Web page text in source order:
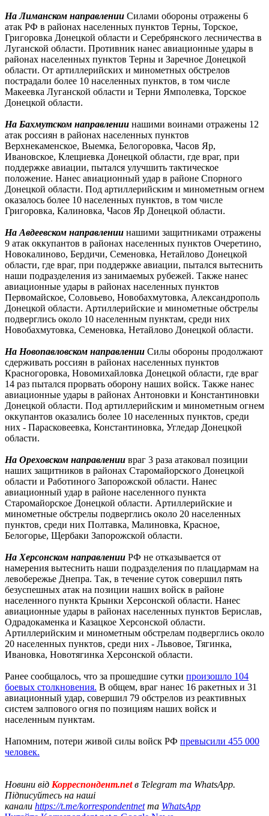
На Лиманском направлении Силами обороны отражены 6
атак РФ в районах населенных пунктов Терны, Торское,
Григоровка Донецкой области и Серебрянского лесничества в
Луганской области. Противник нанес авиационные удары в
районах населенных пунктов Терны и Заречное Донецкой
области. От артиллерийских и минометных обстрелов
пострадали более 10 населенных пунктов, в том числе
Макеевка Луганской области и Терни Ямполевка, Торское
Донецкой области.
На Бахмутском направлении нашими воинами отражены 12
атак россиян в районах населенных пунктов
Верхнекаменское, Выемка, Белогоровка, Часов Яр,
Ивановское, Клещиевка Донецкой области, где враг, при
поддержке авиации, пытался улучшить тактическое
положение. Нанес авиационный удар в районе Спорного
Донецкой области. Под артиллерийским и минометным огнем
оказалось более 10 населенных пунктов, в том числе
Григоровка, Калиновка, Часов Яр Донецкой области.
На Авдеевском направлении нашими защитниками отражены
9 атак оккупантов в районах населенных пунктов Очеретино,
Новокалиново, Бердичи, Семеновка, Нетайлово Донецкой
области, где враг, при поддержке авиации, пытался вытеснить
наши подразделения из занимаемых рубежей. Также нанес
авиационные удары в районах населенных пунктов
Первомайское, Соловьево, Новобахмутовка, Александрополь
Донецкой области. Артиллерийские и минометные обстрелы
подверглись около 10 населенным пунктам, среди них
Новобахмутовка, Семеновка, Нетайлово Донецкой области.
На Новопавловском направлении Силы обороны продолжают
сдерживать россиян в районах населенных пунктов
Красногоровка, Новомихайловка Донецкой области, где враг
14 раз пытался прорвать оборону наших войск. Также нанес
авиационные удары в районах Антоновки и Константиновки
Донецкой области. Под артиллерийским и минометным огнем
оккупантов оказались более 10 населенных пунктов, среди
них - Парасковеевка, Константиновка, Угледар Донецкой
области.
На Ореховском направлении враг 3 раза атаковал позиции
наших защитников в районах Старомайорского Донецкой
области и Работиного Запорожской области. Нанес
авиационный удар в районе населенного пункта
Старомайорское Донецкой области. Артиллерийские и
минометные обстрелы подверглись около 20 населенных
пунктов, среди них Полтавка, Малиновка, Красное,
Белогорье, Щербаки Запорожской области.
На Херсонском направлении РФ не отказывается от
намерения вытеснить наши подразделения по плацдармам на
левобережье Днепра. Так, в течение суток совершил пять
безуспешных атак на позиции наших войск в районе
населенного пункта Крынки Херсонской области. Нанес
авиационные удары в районах населенных пунктов Берислав,
Одрадокаменка и Казацкое Херсонской области.
Артиллерийским и минометным обстрелам подверглись около
20 населенных пунктов, среди них - Львовое, Тягинка,
Ивановка, Новотягинка Херсонской области.
Ранее сообщалось, что за прошедшие сутки произошло 104
боевых столкновения. В общем, враг нанес 16 ракетных и 31
авиационный удар, совершил 79 обстрелов из реактивных
систем залпового огня по позициям наших войск и
населенным пунктам.
Напомним, потери живой силы войск РФ превысили 455 000
человек.
Новини від Корреспондент.netв Telegram та WhatsApp.
Підписуйтесь на наші
канали https://t.me/korrespondentnetта WhatsApp